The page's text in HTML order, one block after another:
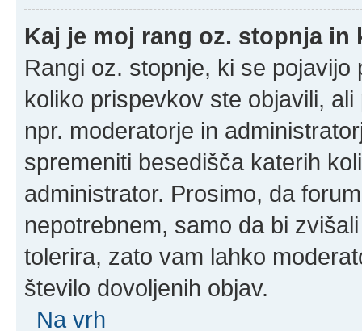
Kaj je moj rang oz. stopnja in
Rangi oz. stopnje, ki se
koliko prispevkov ste objavili,
npr. moderatorje in
spremeniti besedišča katerih
administrator. Prosimo, da
nepotrebnem, samo da bi
tolerira, zato vam lahko
število dovoljenih objav.
Na vrh